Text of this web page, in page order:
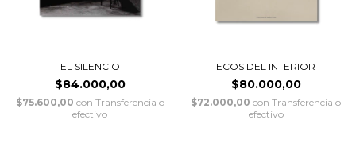
EL SILENCIO
$84.000,00
$75.600,00 con Transferencia o
efectivo
ECOS DEL INTERIOR
$80.000,00
$72.000,00con Transferencia o
efectivo